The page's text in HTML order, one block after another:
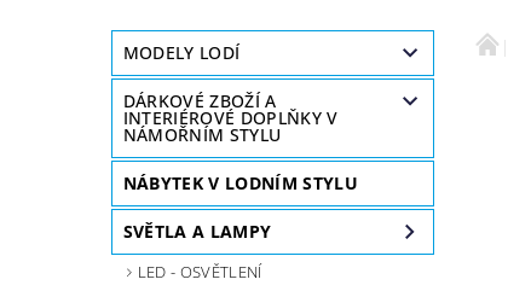
MODELY LODÍ
DÁRKOVÉ ZBOŽÍ A
INTERIÉROVÉ DOPLŇKY V
NÁMOŘNÍM STYLU
NÁBYTEK V LODNÍM STYLU
SVĚTLA A LAMPY
LED - OSVĚTLENÍ